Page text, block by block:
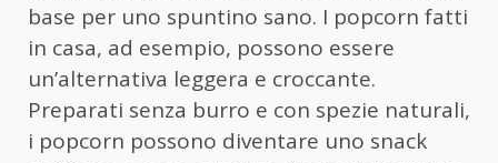
base per uno spuntino sano. I popcorn fatti
in casa, ad esempio, possono essere
un’alternativa leggera e croccante.
Preparati senza burro e con spezie naturali,
i popcorn possono diventare uno snack